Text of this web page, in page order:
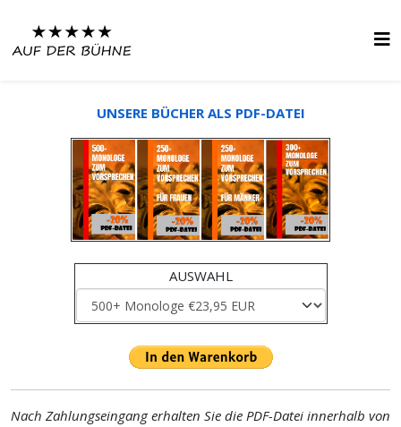
UNSERE BÜCHER ALS PDF-DATEI
AUSWAHL
Nach Zahlungseingang erhalten Sie die PDF-Datei innerhalb von